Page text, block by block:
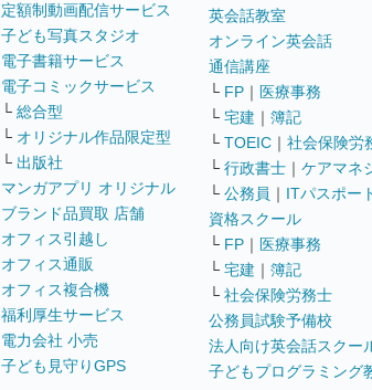
定額制動画配信サービス
子ども写真スタジオ
電子書籍サービス
電子コミックサービス
└ 総合型
└ オリジナル作品限定型
└ 出版社
マンガアプリ オリジナル
ブランド品買取 店舗
オフィス引越し
オフィス通販
オフィス複合機
福利厚生サービス
電力会社 小売
子ども見守りGPS
英会話教室
オンライン英会話
通信講座
└ FP ｜ 医療事務
└ 宅建 ｜ 簿記
└ TOEIC ｜ 社会保険労
└ 行政書士 ｜ ケアマネ
└ 公務員 ｜ ITパスポー
資格スクール
└ FP ｜ 医療事務
└ 宅建 ｜ 簿記
└ 社会保険労務士
公務員試験予備校
法人向け英会話スクー
子どもプログラミング